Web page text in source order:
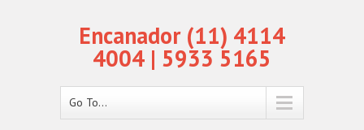
Encanador (11) 4114
4004 | 5933 5165
Go To...